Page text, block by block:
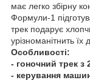
має легко збірну
Формули-1
трек подарує
урізноманітнить їх
Особливості:
- гоночний трек
- керування